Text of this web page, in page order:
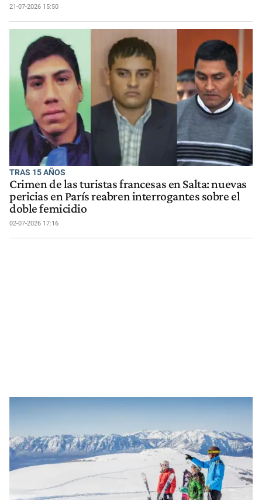
21-07-2026 15:50
TRAS 15 AÑOS
Crimen de las turistas francesas en Salta: nuevas
pericias en París reabren interrogantes sobre el
doble femicidio
02-07-2026 17:16